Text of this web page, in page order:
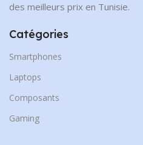
des meilleurs prix en Tunisie.
Catégories
Smartphones
Laptops
Composants
Gaming